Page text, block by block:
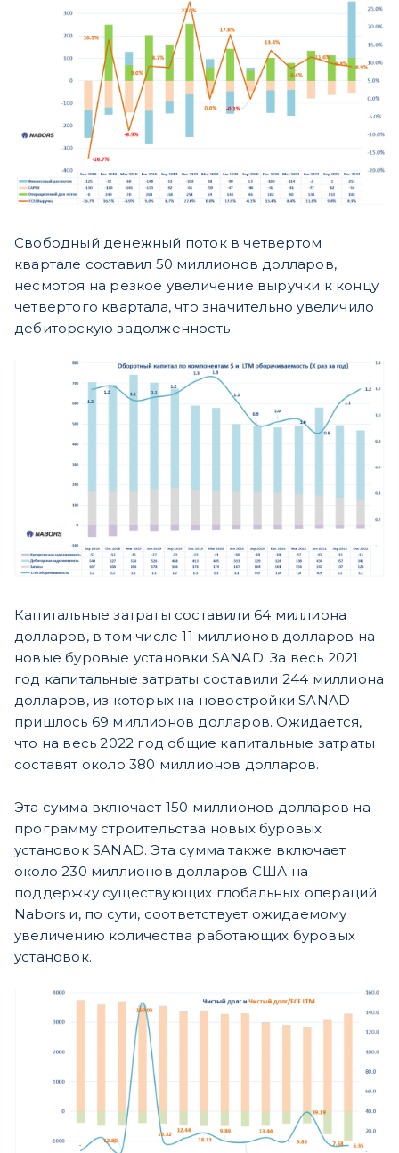
Свободный денежный поток в четвертом
квартале составил 50 миллионов долларов,
несмотря на резкое увеличение выручки к концу
четвертого квартала, что значительно увеличило
дебиторскую задолженность
Капитальные затраты составили 64 миллиона
долларов, в том числе 11 миллионов долларов на
новые буровые установки SANAD. За весь 2021
год капитальные затраты составили 244 миллиона
долларов, из которых на новостройки SANAD
пришлось 69 миллионов долларов. Ожидается,
что на весь 2022 год общие капитальные затраты
составят около 380 миллионов долларов.
Эта сумма включает 150 миллионов долларов на
программу строительства новых буровых
установок SANAD. Эта сумма также включает
около 230 миллионов долларов США на
поддержку существующих глобальных операций
Nabors и, по сути, соответствует ожидаемому
увеличению количества работающих буровых
установок.